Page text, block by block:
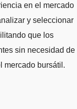
en el mercado
y seleccionar
que los
sin necesidad de
mercado bursátil.